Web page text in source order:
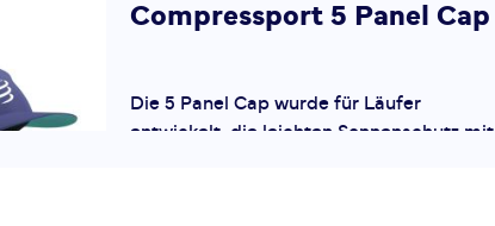
Compressport 5 Panel Cap
Die 5 Panel Cap wurde für Läufer
entwickelt, die leichten Sonnenschutz mit